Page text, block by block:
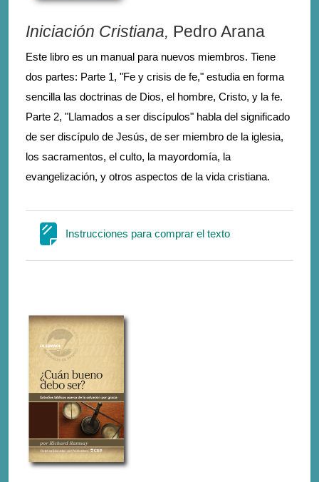
Iniciación Cristiana, Pedro Arana
Este libro es un manual para nuevos miembros. Tiene
dos partes: Parte 1, "Fe y crisis de fe," estudia en forma
sencilla las doctrinas de Dios, el hombre, Cristo, y la fe.
Parte 2, "Llamados a ser discípulos" habla del significado
de ser discípulo de Jesús, de ser miembro de la iglesia,
los sacramentos, el culto, la mayordomía, la
evangelización, y otros aspectos de la vida cristiana.
Instrucciones para comprar el textoΣελίδα